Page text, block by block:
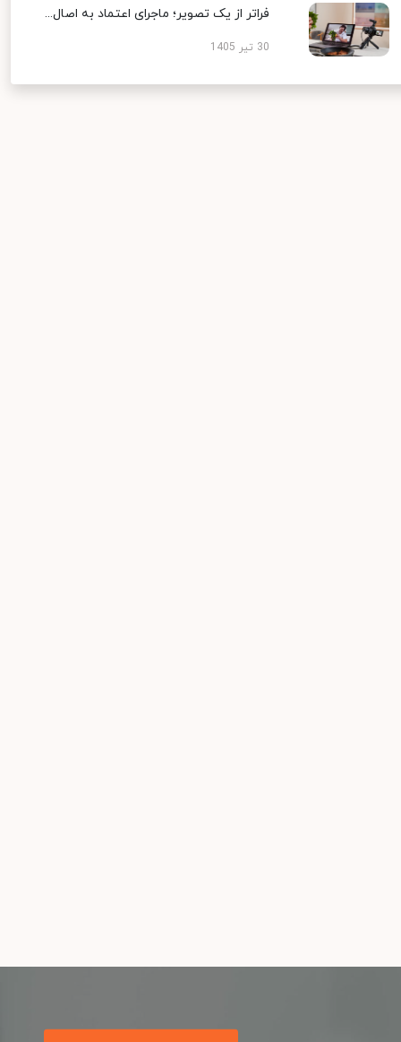
فراتر از یک تصویر؛ ماجرای اعتماد به اصال...
30 تیر 1405